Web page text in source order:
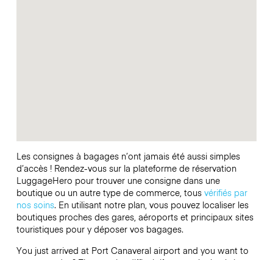
Les consignes à bagages n’ont jamais été aussi simples
d’accès ! Rendez-vous sur la plateforme de réservation
LuggageHero pour trouver une consigne dans une
boutique ou un autre type de commerce, tous vérifiés par
nos soins. En utilisant notre plan, vous pouvez localiser les
boutiques proches des gares, aéroports et principaux sites
touristiques pour y déposer vos bagages.
You just arrived at Port Canaveral airport and you want to